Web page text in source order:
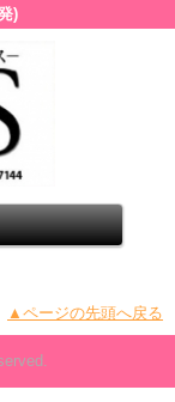
)
▲ページの先頭へ戻る